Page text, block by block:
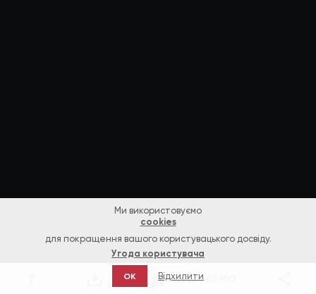
Ми використовуємо
cookies
для покращення вашого користувацького досвіду.
Угода користувача
OK Відхилити